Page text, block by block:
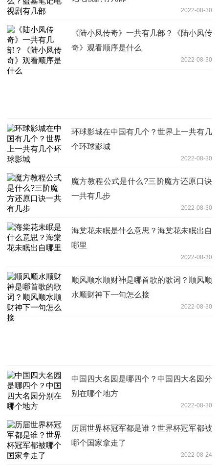
2022-08-30
《陆小凤传奇》一共有几部？《陆小凤传
奇》观看顺序是什么
2022-08-30
环球影城在中国有几个？世界上一共有几
个环球影城
2022-08-30
魔方教程公式是什么?三阶魔方还原口诀
一共有几步
2022-08-30
海棠花未眠是什么意思？海棠花未眠出自
哪里
2022-08-30
顺风顺水顺财神是哪首歌的歌词？顺风顺
水顺财神下一句怎么接
2022-08-30
中国四大名园是哪四个？中国四大名园分
别在哪个地方
2022-08-30
历届世界杯冠军都是谁？世界杯冠军都被
哪个国家拿走了
2022-08-24